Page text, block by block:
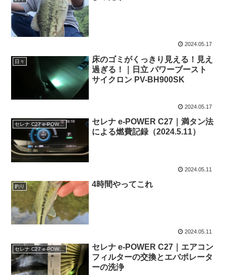
2024.05.17
日々
床のゴミがくっきり見える！見え
過ぎる！｜日立 パワーブースト
サイクロン PV-BH900SK
2024.05.17
セレナ C27 e-POWER
セレナ e-POWER C27｜満タン法
による燃費記録（2024.5.11）
2024.05.11
釣り 4時間やってこれ
2024.05.11
セレナ C27 e-POWER
セレナ e-POWER C27｜エアコン
フィルターの交換とエバポレータ
ーの洗浄